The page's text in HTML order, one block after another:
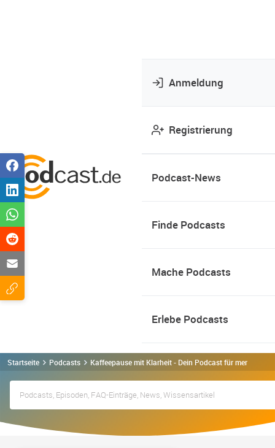
Anmeldung
Registrierung
Podcast-News
Finde Podcasts
Mache Podcasts
Erlebe Podcasts
Startseite Podcasts Kaffeepause mit Klarheit - Dein Podcast für mentale